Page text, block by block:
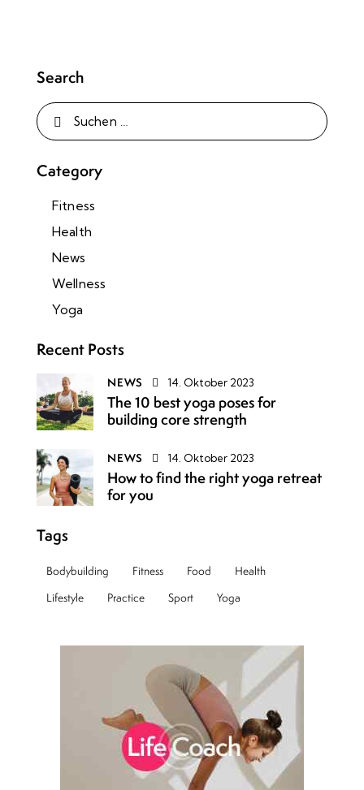
Search
Category
Fitness
Health
News
Wellness
Yoga
Recent Posts
NEWS 14. Oktober 2023
The 10 best yoga poses for
building core strength
NEWS 14. Oktober 2023
How to find the right yoga retreat
for you
Tags
Bodybuilding Fitness Food
Health
Lifestyle
Practice Sport Yoga